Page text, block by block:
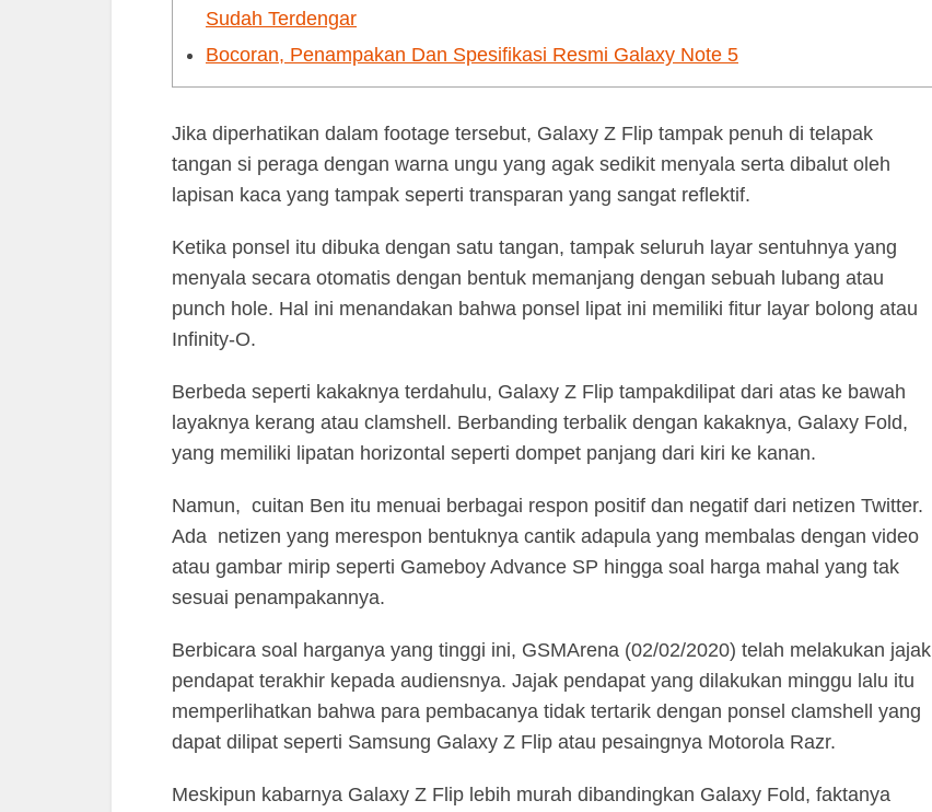
Sudah Terdengar
Bocoran, Penampakan Dan Spesifikasi Resmi Galaxy Note 5
Jika diperhatikan dalam footage tersebut, Galaxy Z Flip tampak penuh di telapak
tangan si peraga dengan warna ungu yang agak sedikit menyala serta dibalut oleh
lapisan kaca yang tampak seperti transparan yang sangat reflektif.
Ketika ponsel itu dibuka dengan satu tangan, tampak seluruh layar sentuhnya yang
menyala secara otomatis dengan bentuk memanjang dengan sebuah lubang atau
punch hole. Hal ini menandakan bahwa ponsel lipat ini memiliki fitur layar bolong atau
Infinity-O.
Berbeda seperti kakaknya terdahulu, Galaxy Z Flip tampakdilipat dari atas ke bawah
layaknya kerang atau clamshell. Berbanding terbalik dengan kakaknya, Galaxy Fold,
yang memiliki lipatan horizontal seperti dompet panjang dari kiri ke kanan.
Namun, cuitan Ben itu menuai berbagai respon positif dan negatif dari netizen Twitter.
Ada netizen yang merespon bentuknya cantik adapula yang membalas dengan video
atau gambar mirip seperti Gameboy Advance SP hingga soal harga mahal yang tak
sesuai penampakannya.
Berbicara soal harganya yang tinggi ini, GSMArena (02/02/2020) telah melakukan jajak
pendapat terakhir kepada audiensnya. Jajak pendapat yang dilakukan minggu lalu itu
memperlihatkan bahwa para pembacanya tidak tertarik dengan ponsel clamshell yang
dapat dilipat seperti Samsung Galaxy Z Flip atau pesaingnya Motorola Razr.
Meskipun kabarnya Galaxy Z Flip lebih murah dibandingkan Galaxy Fold, faktanya